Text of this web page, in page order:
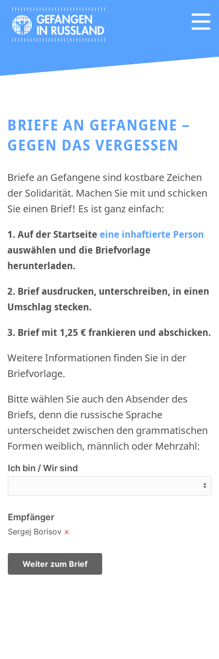
BRIEFE AN GEFANGENE –
GEGEN DAS VERGESSEN
Briefe an Gefangene sind kostbare Zeichen
der Solidarität. Machen Sie mit und schicken
Sie einen Brief! Es ist ganz einfach:
1. Auf der Startseite eine inhaftierte Person
auswählen und die Briefvorlage
herunterladen.
2. Brief ausdrucken, unterschreiben, in einen
Umschlag stecken.
3. Brief mit 1,25 € frankieren und abschicken.
Weitere Informationen finden Sie in der
Briefvorlage.
Bitte wählen Sie auch den Absender des
Briefs, denn die russische Sprache
unterscheidet zwischen den grammatischen
Formen weiblich, männlich oder Mehrzahl:
Ich bin / Wir sind
Empfänger
Sergej Borisov ×
Weiter zum Brief